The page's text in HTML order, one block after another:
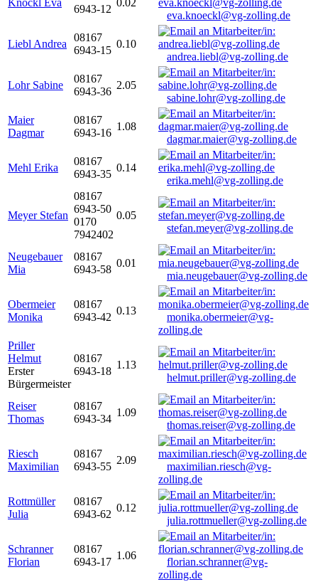
Knöckl Eva
6943-12
0.02
eva.knoeckl@vg-zolling.de
Liebl Andrea
08167
6943-15
0.10
andrea.liebl@vg-zolling.de
Lohr Sabine
08167
6943-36
2.05
sabine.lohr@vg-zolling.de
Maier
Dagmar
08167
6943-16
1.08
dagmar.maier@vg-zolling.de
Mehl Erika
08167
6943-35
0.14
erika.mehl@vg-zolling.de
Meyer Stefan
08167
6943-50
0170
7942402
0.05
stefan.meyer@vg-zolling.de
Neugebauer
Mia
08167
6943-58
0.01
mia.neugebauer@vg-zolling.de
Obermeier
Monika
08167
6943-42
0.13
monika.obermeier@vg-
zolling.de
Priller
Helmut
Erster
Bürgermeister
08167
6943-18
1.13
helmut.priller@vg-zolling.de
Reiser
Thomas
08167
6943-34
1.09
thomas.reiser@vg-zolling.de
Riesch
Maximilian
08167
6943-55
2.09
maximilian.riesch@vg-
zolling.de
Rottmüller
Julia
08167
6943-62
0.12
julia.rottmueller@vg-zolling.de
Schranner
Florian
08167
6943-17
1.06
florian.schranner@vg-
zolling.de